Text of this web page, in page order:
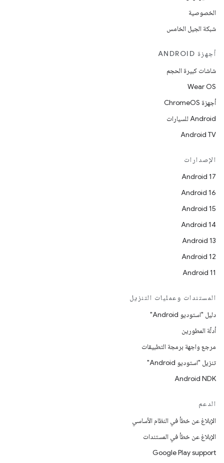
الخصوصية
شبكة الجيل الخامس
أجهزة ANDROID
شاشات كبيرة الحجم
Wear OS
أجهزة ChromeOS
Android للسيارات
Android TV
الإصدارات
Android 17
Android 16
Android 15
Android 14
Android 13
Android 12
Android 11
المستندات وعمليات التنزيل
دليل "استوديو Android"
أدلّة المطورين
مرجع واجهة برمجة التطبيقات
تنزيل "استوديو Android"
Android NDK
الدعم
الإبلاغ عن خطأ في النظام الأساسي
الإبلاغ عن خطأ في المستندات
Google Play support